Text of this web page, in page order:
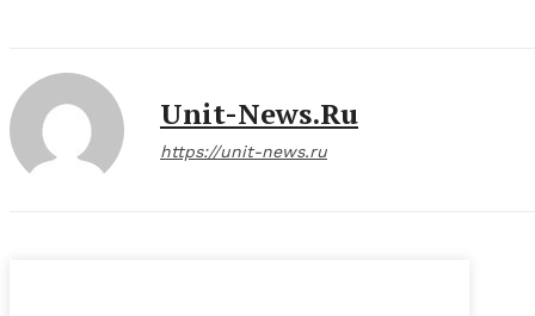
Unit-News.ru
https://unit-news.ru